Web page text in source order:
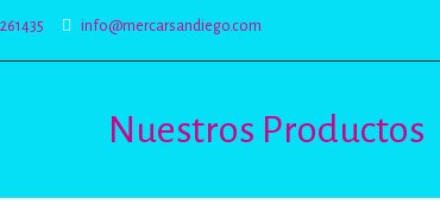
info@mercarsandiego.com
Nuestros Productos